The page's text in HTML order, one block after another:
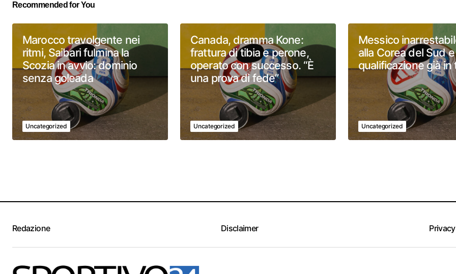
Recommended for You
Marocco travolgente nei
ritmi, Saibari fulmina la
Scozia in avvio: dominio
senza goleada
Uncategorized
Canada, dramma Kone:
frattura di tibia e perone,
operato con successo. “È
una prova di fede”
Uncategorized
Messico
alla Corea del Sud e
qualificazione già in
Uncategorized
Redazione Disclaimer